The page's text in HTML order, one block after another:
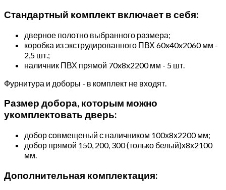
Стандартный комплект включает в себя:
дверное полотно выбранного размера;
коробка из экструдированного ПВХ 60x40x2060 мм -
2,5 шт.;
наличник ПВХ прямой 70x8x2200 мм - 5 шт.
Фурнитура и доборы - в комплект не входят.
Размер добора, которым можно
укомплектовать дверь:
добор совмещеный с наличником 100х8х2200 мм;
добор прямой 150, 200, 300 (только белый)х8х2100
мм.
Дополнительная комплектация: